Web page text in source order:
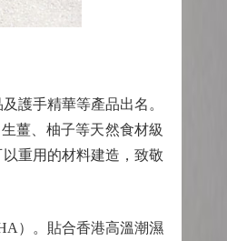
護手精華等產品出名。
薑、柚子等天然食材級
重用的材料建造，致敬
）。貼合香港高溫潮濕